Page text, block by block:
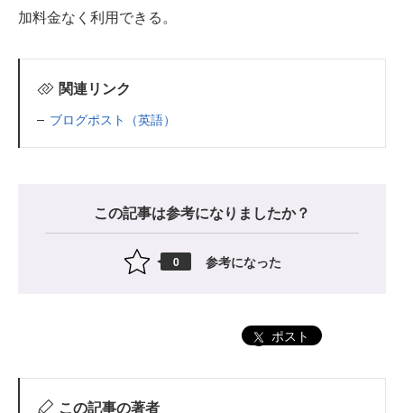
加料金なく利用できる。
関連リンク
ブログポスト（英語）
この記事は参考になりましたか？
0 参考になった
ポスト
この記事の著者